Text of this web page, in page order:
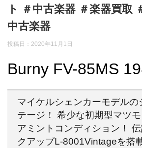
ト ＃中古楽器 ＃楽器買取
中古楽器
投稿日： 2020年11月1日
Burny FV-85MS
マイケルシェンカーモデルの
テージ！ 希少な初期型マツ
アミントコンディション！
クアップL-8001Vintageを搭